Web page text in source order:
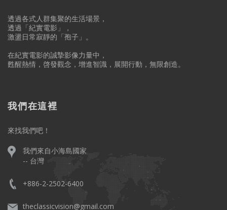
透過各式人群集聚的生活場景，
透過「紀實電影」，
激盪日常寂靜的「孢子」。
在紀實電影的誠摯影像力量中，
甦醒熱情，啓發觀念，增進智識，展開行動，無限創造。
我們在這裡
來找我們吧！
我們來自小海島國家
-- 台灣
+886-2-2502-6400
theclassicvision@gmail.com